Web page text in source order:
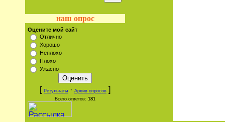
наш опрос
Оцените мой сайт
Отлично
Хорошо
Неплохо
Плохо
Ужасно
[ Результаты · Архив опросов ]
Всего ответов: 181